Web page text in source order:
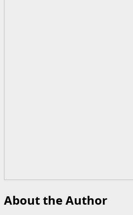
About the Author